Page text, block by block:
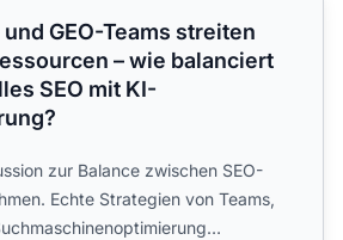
GEO-Teams streiten
– wie balanciert
SEO mit KI-
zur Balance zwischen SEO-
Echte Strategien von Teams,